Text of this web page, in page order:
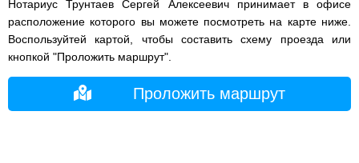
Нотариус Трунтаев Сергей Алексеевич принимает в офисе
расположение которого вы можете посмотреть на карте ниже.
Воспользуйтей картой, чтобы составить схему проезда или
кнопкой "Проложить маршрут".
Проложить маршрут